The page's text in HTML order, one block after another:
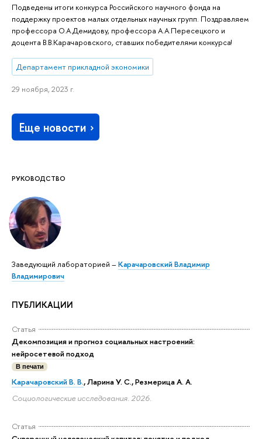
РУКОВОДСТВО
Заведующий лабораторией – Карачаровский Владимир
Владимирович
ПУБЛИКАЦИИ
Статья
Декомпозиция и прогноз социальных настроений:
нейросетевой подход
В печати
Карачаровский В. В., Ларина У. С., Резмерица А. А.
Социологические исследования. 2026.
Статья
Подведены итоги конкурса Российского научного фонда на
поддержку проектов малых отдельных научных групп. Поздравляем
профессора О.А.Демидову, профессора А.А.Пересецкого и
доцента В.В.Карачаровского, ставших победителями конкурса!
Департамент прикладной экономики
29 ноября, 2023 г.
Еще новости